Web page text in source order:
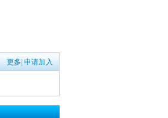
更多 申请加入